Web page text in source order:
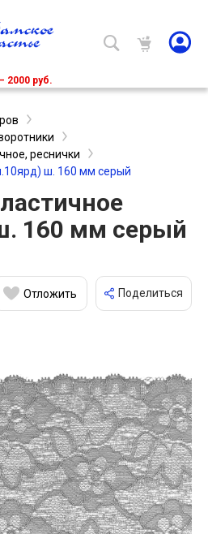
2000 руб.
реснички
ш. 160 мм серый
160 мм серый
Отложить Поделиться